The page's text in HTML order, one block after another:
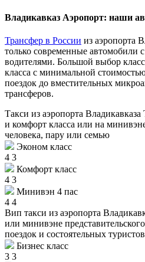
Владикавказ Аэропорт: наши
Трансфер в России из аэропорта
только современные автомобили
водителями. Большой выбор
класса с минимальной
поездок до вместительных
трансферов.
Такси из аэропорта Владикавказа
и комфорт класса или на
человека, пару или семью
Эконом класс
4 3
Комфорт класс
4 3
Минивэн 4 пас
4 4
Вип такси из аэропорта
или минивэне
поездок и состоятельных туристов
Бизнес класс
3 3